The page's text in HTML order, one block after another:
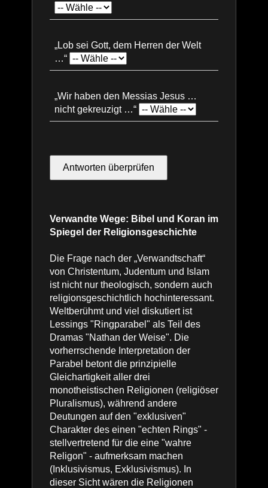
„Lob sei Gott, dem Herren der Welt
…“
„Wir haben den Messias Jesus …
nicht gekreuzigt …“
Antworten überprüfen
Verwandte Wege: Bibel und Koran im
Spiegel der Religionsgeschichte
Die Frage nach der „Verwandtschaft“
von Christentum, Judentum und Islam
ist nicht nur theologisch, sondern auch
religionsgeschichtlich hochinteressant.
Weltberühmt und viel diskutiert ist
Lessings "Ringparabel" als Teil des
Dramas "Nathan der Weise". Die
vorherrschende Interpretation der
Parabel betont die prinzipielle
Gleichartigkeit aller drei
monotheistischen Religionen (religiöser
Pluralismus), während andere
Deutungen auf den "exklusiven"
Charakter des einen "echten Rings" -
stellvertretend für die eine "wahre
Religon" - aufmerksam machen
(Inklusivismus, Exklusivismus). In
dieser Sicht wären die Religionen